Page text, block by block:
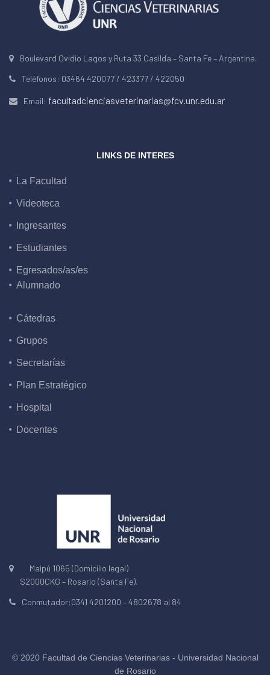
Boulevard Ovidio Lagos y Ruta 33 Casilda – Santa Fe – Argentina.
Teléfonos: 03464 420077 / 423377 / 422050
Email: facultadcienciasveterinarias@fcv.unr.edu.ar
LINKS DE INTERES
La Facultad
Videoteca
Ingresantes
Estudiantes
Egresados/as/es
Alumnado
Cátedras
Grupos
Secretarías
Plan Estratégico
Hospital
Docentes
Maipú 1065 (Domicilio legal)
S2000CKG – Rosario (Santa Fe).
Conmutador:0341 4201200 – 4802678 al 84
© 2020 Facultad de Ciencias Veterinarias - Universidad Nacional
de Rosario